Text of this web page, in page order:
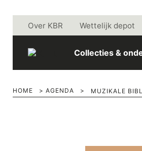
Over KBR Wettelijk depot
Collecties &
HOME > AGENDA > MUZIKALE